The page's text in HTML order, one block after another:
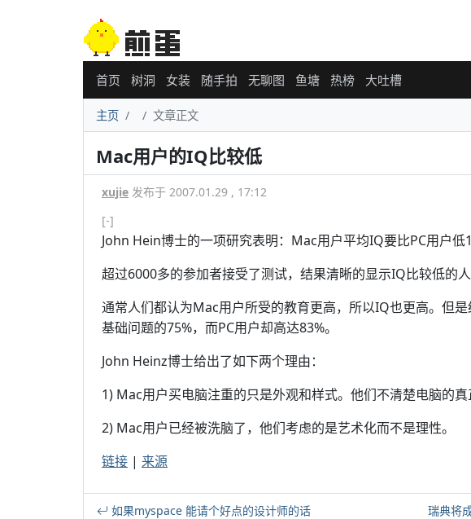
首页 树洞 女装 随手拍 无聊图 鱼塘 热榜 大吐槽
主页 文章正文
Mac用户的IQ比较低
xujie 发布于 2007.01.29 , 17:12
[-]
John Hein博士的一项研究表明：Mac用户平均IQ要比PC用户低
超过6000多的参加者接受了测试，结果清晰的显示IQ比较低的
通常人们都认为Mac用户所受的教育更高，所以IQ也更高。但
基础问题的75%，而PC用户却高达83%。
John Heinz博士给出了如下两个理由：
1) Mac用户买电脑注重的只是外观和样式。他们不清楚电脑的真
2) Mac用户已经被洗脑了，他们考虑的是艺术化而不是理性。
链接 | 来源
如果myspace 能请个好点的设计师的话 瑞典将